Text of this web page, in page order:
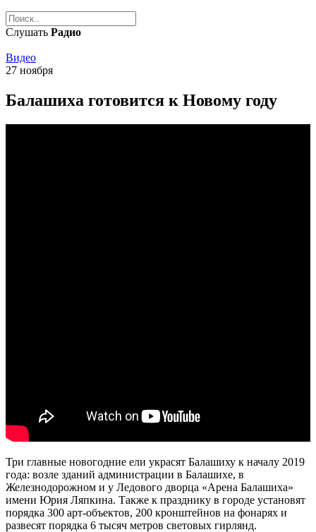
Слушать Радио
Видео
27 ноября
Балашиха готовится к Новому году
Три главные новогодние ели украсят Балашиху к началу 2019
года: возле зданий администрации в Балашихе, в
Железнодорожном и у Ледового дворца «Арена Балашиха»
имени Юрия Ляпкина. Также к празднику в городе установят
порядка 300 арт-объектов, 200 кронштейнов на фонарях и
развесят порядка 6 тысяч метров световых гирлянд.